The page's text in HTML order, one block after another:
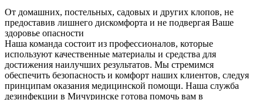
От домашних, постельных, садовых и других клопов, не
предоставив лишнего дискомфорта и не подвергая Ваше
здоровье опасности
Наша команда состоит из профессионалов, которые
используют качественные материалы и средства для
достижения наилучших результатов. Мы стремимся
обеспечить безопасность и комфорт наших клиентов, следуя
принципам оказания медицинской помощи. Наша служба
дезинфекции в Мичуринске готова помочь вам в